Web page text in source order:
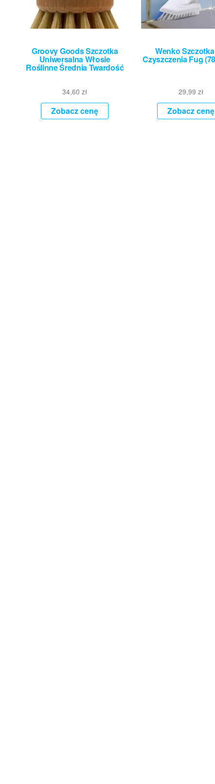
Groovy Goods Szczotka
Uniwersalna Włosie
Roślinne Średnia Twardość
34,60zł
Zobacz cenę
Wenko
Czyszczenia Fug
29,99 zł
Zobacz cenę